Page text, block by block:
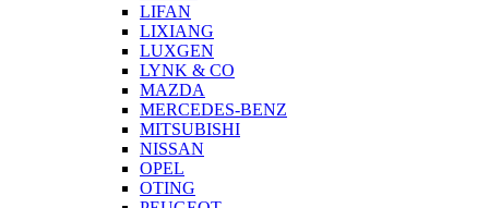
LIFAN
LIXIANG
LUXGEN
LYNK & CO
MAZDA
MERCEDES-BENZ
MITSUBISHI
NISSAN
OPEL
OTING